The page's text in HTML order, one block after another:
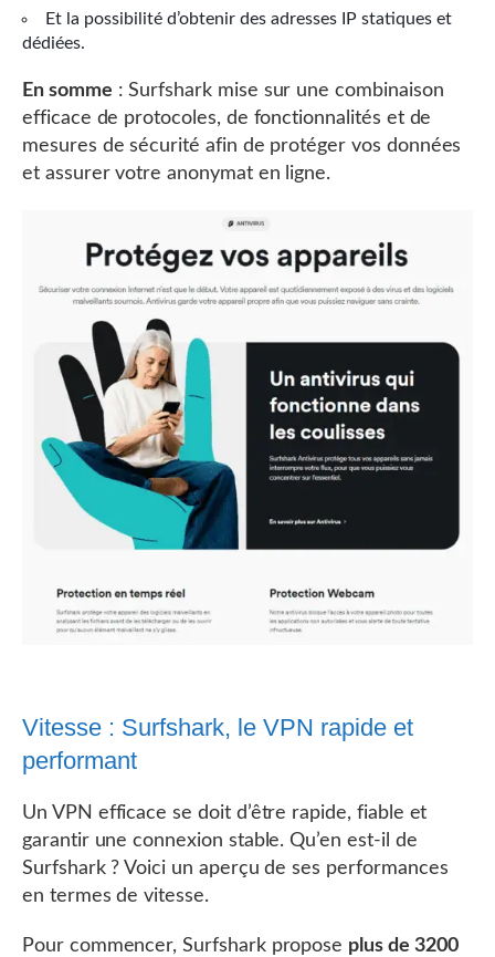
Et la possibilité d’obtenir des adresses IP statiques et
dédiées.
En somme : Surfshark mise sur une combinaison
efficace de protocoles, de fonctionnalités et de
mesures de sécurité afin de protéger vos données
et assurer votre anonymat en ligne.
Vitesse : Surfshark, le VPN rapide et
performant
Un VPN efficace se doit d’être rapide, fiable et
garantir une connexion stable. Qu’en est-il de
Surfshark ? Voici un aperçu de ses performances
en termes de vitesse.
Pour commencer, Surfshark propose plus de 3200